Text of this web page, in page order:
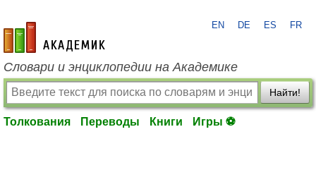
academic.ru
EN DE ES FR
Словари и энциклопедии на Академике
Найти!
Толкования Переводы Книги Игры ⚽